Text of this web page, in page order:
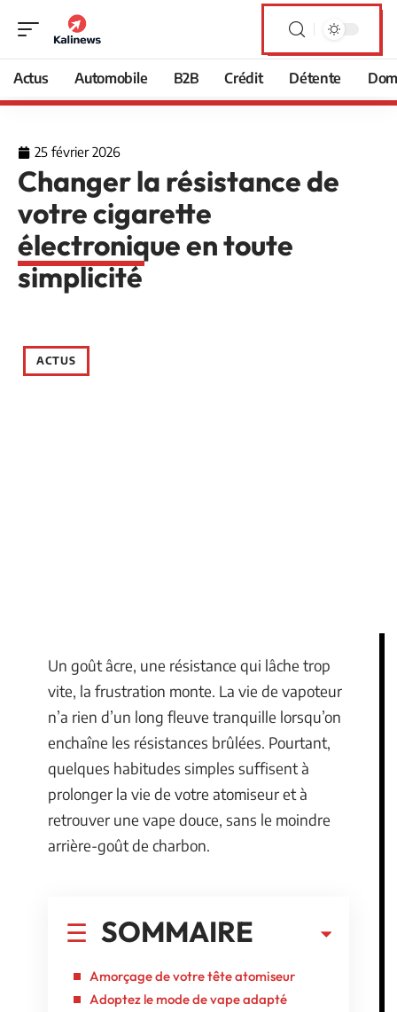
Actus Automobile B2B Crédit Détente
25 février 2026
Changer la résistance de
votre cigarette
électronique en toute
simplicité
ACTUS
Un goût âcre, une résistance qui lâche trop
vite, la frustration monte. La vie de vapoteur
n’a rien d’un long fleuve tranquille lorsqu’on
enchaîne les résistances brûlées. Pourtant,
quelques habitudes simples suffisent à
prolonger la vie de votre atomiseur et à
retrouver une vape douce, sans le moindre
arrière-goût de charbon.
SOMMAIRE
Amorçage de votre tête atomiseur
Adoptez le mode de vape adapté